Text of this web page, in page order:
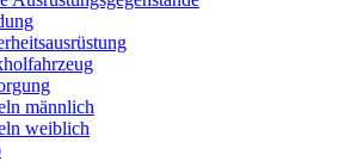
männlich
weiblich